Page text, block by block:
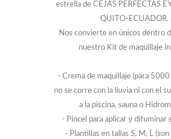
estrella de CEJAS PERFECTAS
QUITO-ECUADOR.
Nos convierte en únicos dentro
nuestro Kit de maquillaje
- Crema de maquillaje (para 5000
no se corre con la lluvia ni con el
a la piscina, sauna o
- Pincel para aplicar y difuminar
- Plantillas en tallas S, M, L (son